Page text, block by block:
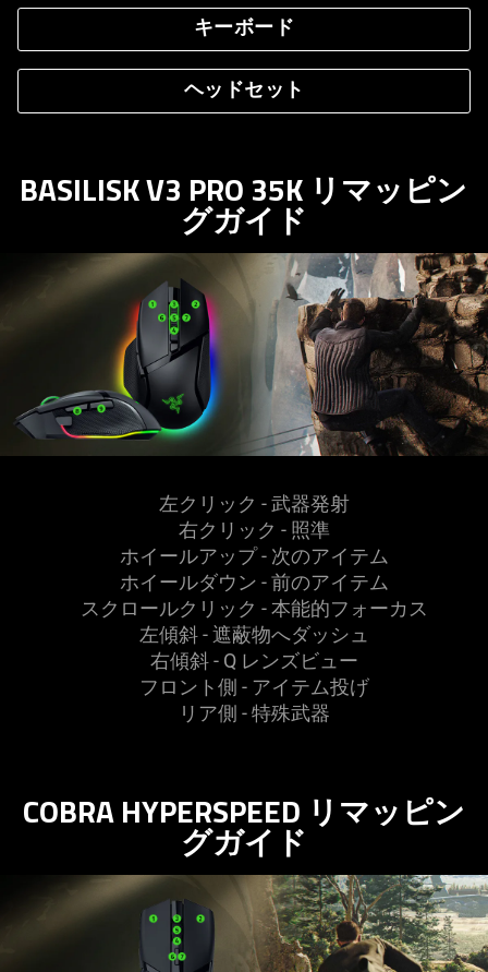
キーボード
ヘッドセット
BASILISK V3 PRO 35K リマッピン
グガイド
左クリック - 武器発射
右クリック - 照準
ホイールアップ - 次のアイテム
ホイールダウン - 前のアイテム
スクロールクリック - 本能的フォーカス
左傾斜 - 遮蔽物へダッ シュ
右傾斜 - Q レンズビュー
フロント側 - アイテム投げ
リア側 - 特殊武器
COBRA HYPERSPEED リマッピン
グガイド